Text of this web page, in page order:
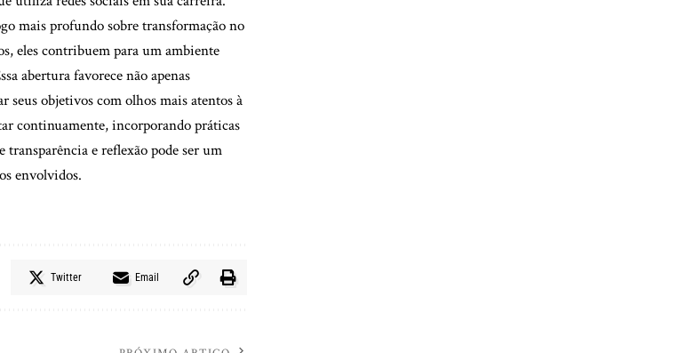
mais profundo sobre transformação no
eles contribuem para um ambiente
abertura favorece não apenas
seus objetivos com olhos mais atentos à
continuamente, incorporando práticas
transparência e reflexão pode ser um
envolvidos.
Twitter Email